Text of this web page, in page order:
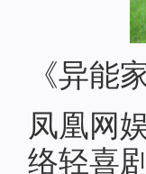
《异能
凤凰网
络轻喜